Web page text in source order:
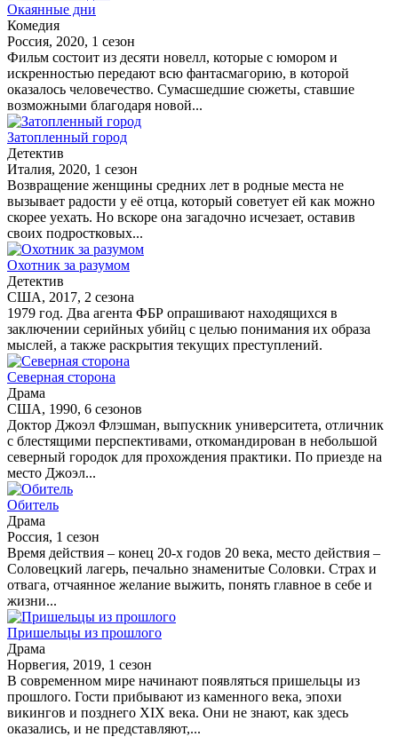
Окаянные дни
Комедия
Россия, 2020, 1 сезон
Фильм состоит из десяти новелл, которые с юмором и
искренностью передают всю фантасмагорию, в которой
оказалось человечество. Сумасшедшие сюжеты, ставшие
возможными благодаря новой...
Затопленный город
Детектив
Италия, 2020, 1 сезон
Возвращение женщины средних лет в родные места не
вызывает радости у её отца, который советует ей как можно
скорее уехать. Но вскоре она загадочно исчезает, оставив
своих подростковых...
Охотник за разумом
Детектив
США, 2017, 2 сезона
1979 год. Два агента ФБР опрашивают находящихся в
заключении серийных убийц с целью понимания их образа
мыслей, а также раскрытия текущих преступлений.
Северная сторона
Драма
США, 1990, 6 сезонов
Доктор Джоэл Флэшман, выпускник университета, отличник
с блестящими перспективами, откомандирован в небольшой
северный городок для прохождения практики. По приезде на
место Джоэл...
Обитель
Драма
Россия, 1 сезон
Время действия – конец 20-х годов 20 века, место действия –
Соловецкий лагерь, печально знаменитые Соловки. Страх и
отвага, отчаянное желание выжить, понять главное в себе и
жизни...
Пришельцы из прошлого
Драма
Норвегия, 2019, 1 сезон
В современном мире начинают появляться пришельцы из
прошлого. Гости прибывают из каменного века, эпохи
викингов и позднего XIX века. Они не знают, как здесь
оказались, и не представляют,...